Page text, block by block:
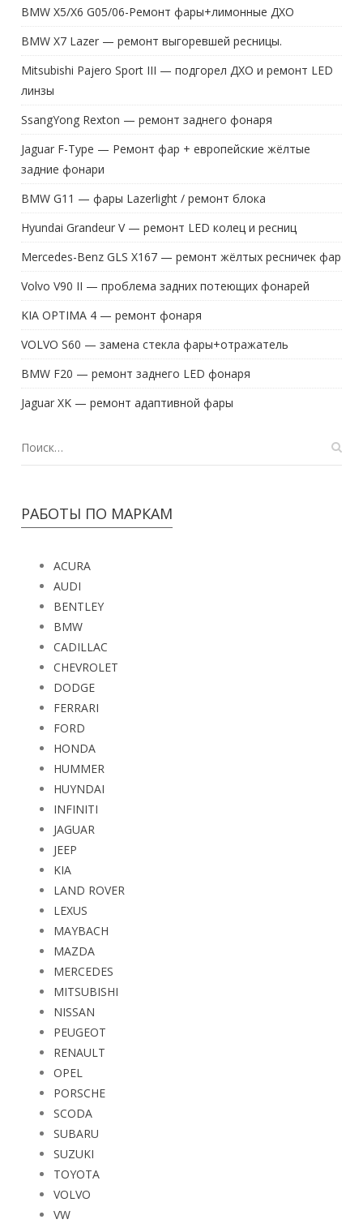
BMW X5/X6 G05/06-Ремонт фары+лимонные ДХО
BMW X7 Lazer — ремонт выгоревшей ресницы.
Mitsubishi Pajero Sport III — подгорел ДХО и ремонт LED
линзы
SsangYong Rexton — ремонт заднего фонаря
Jaguar F-Type — Ремонт фар + европейские жёлтые
задние фонари
BMW G11 — фары Lazerlight / ремонт блока
Hyundai Grandeur V — ремонт LED колец и ресниц
Mercedes-Benz GLS X167 — ремонт жёлтых ресничек фар
Volvo V90 II — проблема задних потеющих фонарей
KIA OPTIMA 4 — ремонт фонаря
VOLVO S60 — замена стекла фары+отражатель
BMW F20 — ремонт заднего LED фонаря
Jaguar XK — ремонт адаптивной фары
РАБОТЫ ПО МАРКАМ
ACURA
AUDI
BENTLEY
BMW
CADILLAC
CHEVROLET
DODGE
FERRARI
FORD
HONDA
HUMMER
HUYNDAI
INFINITI
JAGUAR
JEEP
KIA
LAND ROVER
LEXUS
MAYBACH
MAZDA
MERCEDES
MITSUBISHI
NISSAN
PEUGEOT
RENAULT
OPEL
PORSCHE
SCODA
SUBARU
SUZUKI
TOYOTA
VOLVO
VW